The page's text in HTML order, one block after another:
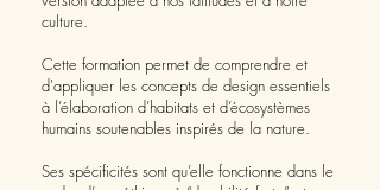
culture.
Cette formation permet de comprendre et
d'appliquer les concepts de design essentiels
à l’élaboration d’habitats et d’écosystèmes
humains soutenables inspirés de la nature.
Ses spécificités sont qu’elle fonctionne dans le